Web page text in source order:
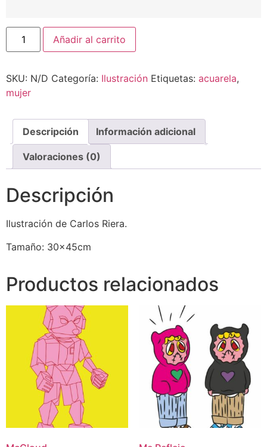
Carlos
Riera
VII
Añadir al carrito
SKU: N/D Categoría: Ilustración Etiquetas: acuarela,
mujer
Descripción Información adicional
Valoraciones (0)
Descripción
Ilustración de Carlos Riera.
Tamaño: 30x45cm
Productos relacionados